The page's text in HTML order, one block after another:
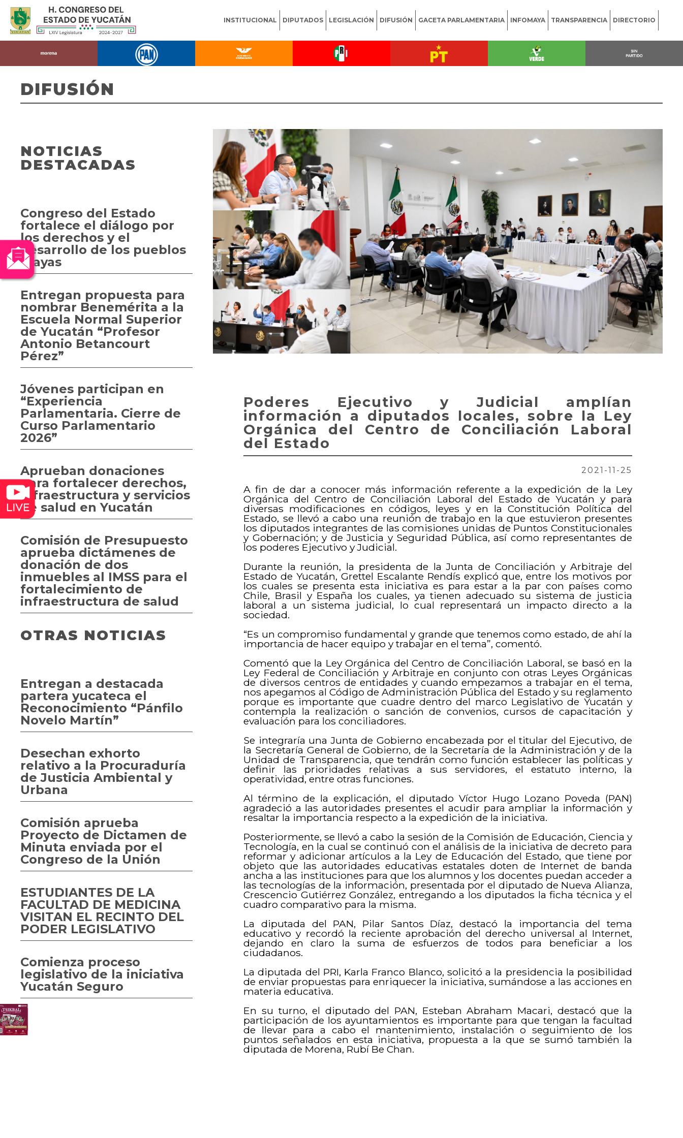
INSTITUCIONAL DIPUTADOS LEGISLACIÓN DIFUSIÓN GACETA PARLAMENTARIA INFOMAYA TRANSPARENCIA DIRECTORIO
DIFUSIÓN
Poderes Ejecutivo y Judicial amplían
información a diputados locales, sobre la Ley
Orgánica del Centro de Conciliación Laboral
del Estado
2021-11-25
A fin de dar a conocer más información referente a la expedición de la Ley
Orgánica del Centro de Conciliación Laboral del Estado de Yucatán y para
diversas modificaciones en códigos, leyes y en la Constitución Política del
Estado, se llevó a cabo una reunión de trabajo en la que estuvieron presentes
los diputados integrantes de las comisiones unidas de Puntos Constitucionales
y Gobernación; y de Justicia y Seguridad Pública, así como representantes de
los poderes Ejecutivo y Judicial.
Durante la reunión, la presidenta de la Junta de Conciliación y Arbitraje del
Estado de Yucatán, Grettel Escalante Rendís explicó que, entre los motivos por
los cuales se presenta esta iniciativa es para estar a la par con países como
Chile, Brasil y España los cuales, ya tienen adecuado su sistema de justicia
laboral a un sistema judicial, lo cual representará un impacto directo a la
sociedad.
“Es un compromiso fundamental y grande que tenemos como estado, de ahí la
importancia de hacer equipo y trabajar en el tema”, comentó.
Comentó que la Ley Orgánica del Centro de Conciliación Laboral, se basó en la
Ley Federal de Conciliación y Arbitraje en conjunto con otras Leyes Orgánicas
de diversos centros de entidades y cuando empezamos a trabajar en el tema,
nos apegamos al Código de Administración Pública del Estado y su reglamento
porque es importante que cuadre dentro del marco Legislativo de Yucatán y
contempla la realización o sanción de convenios, cursos de capacitación y
evaluación para los conciliadores.
Se integraría una Junta de Gobierno encabezada por el titular del Ejecutivo, de
la Secretaría General de Gobierno, de la Secretaría de la Administración y de la
Unidad de Transparencia, que tendrán como función establecer las políticas y
definir las prioridades relativas a sus servidores, el estatuto interno, la
operatividad, entre otras funciones.
Al término de la explicación, el diputado Víctor Hugo Lozano Poveda (PAN)
agradeció a las autoridades presentes el acudir para ampliar la información y
resaltar la importancia respecto a la expedición de la iniciativa.
Posteriormente, se llevó a cabo la sesión de la Comisión de Educación, Ciencia y
Tecnología, en la cual se continuó con el análisis de la iniciativa de decreto para
reformar y adicionar artículos a la Ley de Educación del Estado, que tiene por
objeto que las autoridades educativas estatales doten de Internet de banda
ancha a las instituciones para que los alumnos y los docentes puedan acceder a
las tecnologías de la información, presentada por el diputado de Nueva Alianza,
Crescencio Gutiérrez González, entregando a los diputados la ficha técnica y el
cuadro comparativo para la misma.
La diputada del PAN, Pilar Santos Díaz, destacó la importancia del tema
educativo y recordó la reciente aprobación del derecho universal al Internet,
dejando en claro la suma de esfuerzos de todos para beneficiar a los
ciudadanos.
La diputada del PRI, Karla Franco Blanco, solicitó a la presidencia la posibilidad
de enviar propuestas para enriquecer la iniciativa, sumándose a las acciones en
materia educativa.
En su turno, el diputado del PAN, Esteban Abraham Macari, destacó que la
participación de los ayuntamientos es importante para que tengan la facultad
de llevar para a cabo el mantenimiento, instalación o seguimiento de los
puntos señalados en esta iniciativa, propuesta a la que se sumó también la
diputada de Morena, Rubí Be Chan.
NOTICIAS
DESTACADAS
Congreso del Estado
fortalece el diálogo por
los derechos y el
desarrollo de los pueblos
mayas
Entregan propuesta para
nombrar Benemérita a la
Escuela Normal Superior
de Yucatán “Profesor
Antonio Betancourt
Pérez”
Jóvenes participan en
“Experiencia
Parlamentaria. Cierre de
Curso Parlamentario
2026”
Aprueban donaciones
para fortalecer derechos,
infraestructura y servicios
de salud en Yucatán
Comisión de Presupuesto
aprueba dictámenes de
donación de dos
inmuebles al IMSS para el
fortalecimiento de
infraestructura de salud
OTRAS NOTICIAS
Entregan a destacada
partera yucateca el
Reconocimiento “Pánfilo
Novelo Martín”
Desechan exhorto
relativo a la Procuraduría
de Justicia Ambiental y
Urbana
Comisión aprueba
Proyecto de Dictamen de
Minuta enviada por el
Congreso de la Unión
ESTUDIANTES DE LA
FACULTAD DE MEDICINA
VISITAN EL RECINTO DEL
PODER LEGISLATIVO
Comienza proceso
legislativo de la iniciativa
Yucatán Seguro